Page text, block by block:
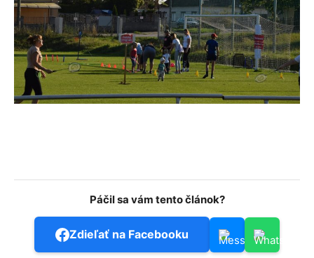
Páčil sa vám tento článok?
Zdieľať na Facebooku